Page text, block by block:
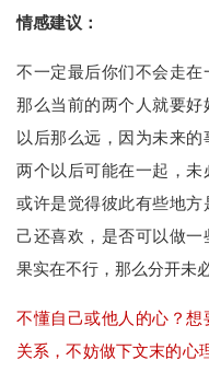
情感建议：
不一定最后你们不会走在
那么当前的两个人就要好
以后那么远，因为未来
两个以后可能在一起，
或许是觉得彼此有些地
己还喜欢，是否可以做
果实在不行，那么分开未
不懂自己或他人的心？
关系，不妨做下文末的心